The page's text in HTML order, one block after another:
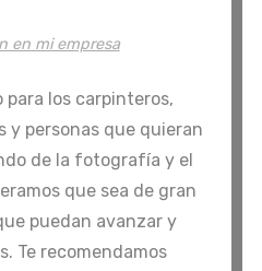
en mi empresa
los carpinteros,
y personas que quieran
de la fotografía y el
que sea de gran
puedan avanzar y
Te recomendamos